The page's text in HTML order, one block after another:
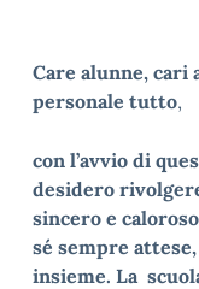
Care alunne,
personale tutto,
con l’avvio di
desidero
sincero e
sé sempre
insieme. La